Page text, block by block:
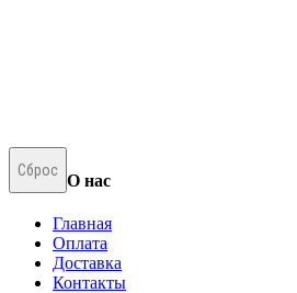
Сброс
О нас
Главная
Оплата
Доставка
Контакты